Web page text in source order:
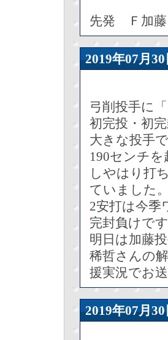
先発 Ｆ加
2019年07
弓削投手に
初完投・初
大きな投手
190センチ
しやはり打
ていました
2安打は今季
完封負けで
明日は加藤
稀哲さんの
援実況でお
2019年07